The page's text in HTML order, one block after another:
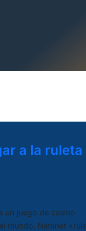
a la ruleta
un juego de casino
mundo. Namnet